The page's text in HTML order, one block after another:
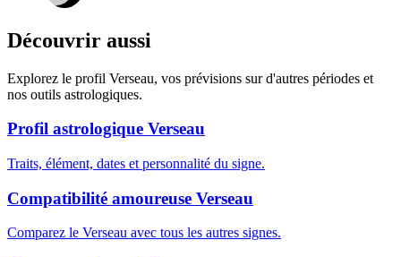
Découvrir aussi
Explorez le profil Verseau, vos prévisions sur d'autres périodes et
nos outils astrologiques.
Profil astrologique Verseau
Traits, élément, dates et personnalité du signe.
Compatibilité amoureuse Verseau
Comparez le Verseau avec tous les autres signes.